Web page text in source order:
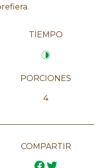
TIEMPO
PORCIONES
4
COMPARTIR